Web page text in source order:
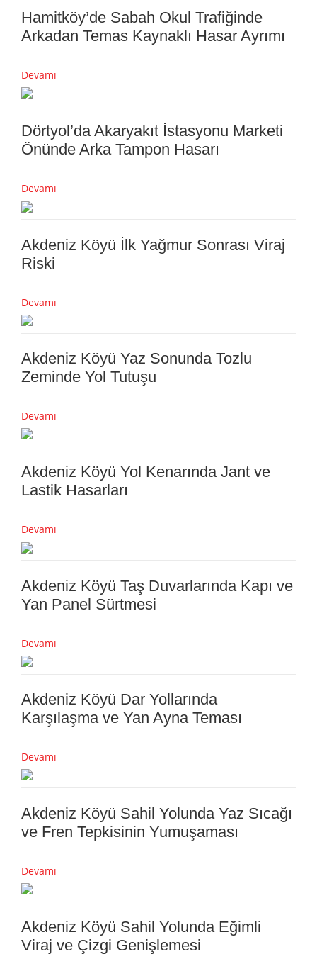
Hamitköy’de Sabah Okul Trafiğinde
Arkadan Temas Kaynaklı Hasar Ayrımı
Devamı
Dörtyol’da Akaryakıt İstasyonu Marketi
Önünde Arka Tampon Hasarı
Devamı
Akdeniz Köyü İlk Yağmur Sonrası Viraj
Riski
Devamı
Akdeniz Köyü Yaz Sonunda Tozlu
Zeminde Yol Tutuşu
Devamı
Akdeniz Köyü Yol Kenarında Jant ve
Lastik Hasarları
Devamı
Akdeniz Köyü Taş Duvarlarında Kapı ve
Yan Panel Sürtmesi
Devamı
Akdeniz Köyü Dar Yollarında
Karşılaşma ve Yan Ayna Teması
Devamı
Akdeniz Köyü Sahil Yolunda Yaz Sıcağı
ve Fren Tepkisinin Yumuşaması
Devamı
Akdeniz Köyü Sahil Yolunda Eğimli
Viraj ve Çizgi Genişlemesi